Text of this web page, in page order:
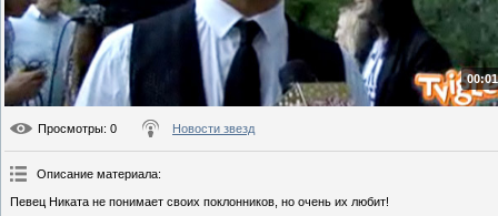
Просмотры: 0 Новости звезд
Описание материала:
Певец Никата не понимает своих поклонников, но очень их любит!